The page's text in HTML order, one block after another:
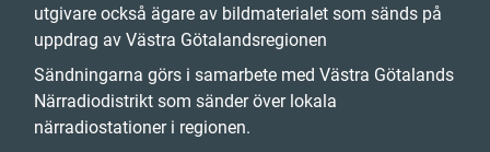
utgivare också ägare av bildmaterialet som sänds på
uppdrag av Västra Götalandsregionen
Sändningarna görs i samarbete med Västra Götalands
Närradiodistrikt som sänder över lokala
närradiostationer i regionen.